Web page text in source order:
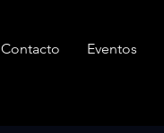
Contacto Eventos